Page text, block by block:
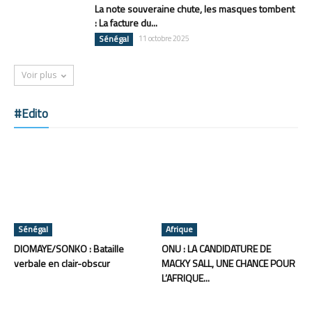
La note souveraine chute, les masques tombent
: La facture du...
Sénégal 11 octobre 2025
Voir plus
#Edito
Sénégal
DIOMAYE/SONKO : Bataille
verbale en clair-obscur
Afrique
ONU : LA CANDIDATURE DE
MACKY SALL, UNE CHANCE POUR
L’AFRIQUE...